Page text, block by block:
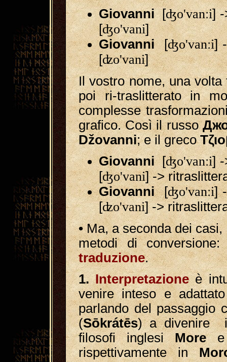
Giovanni
[ʤo'vanːi]
[ʤo'vani]
Giovanni
[ʤo'vanːi]
[ʣo'vani]
Il vostro nome, una
poi ri-traslitterato in
complesse
grafico. Così il russo
Džovanni; e il greco
Giovanni [ʤo'vanːi]
[ʤo'vani] ->
Giovanni
[ʤo'vanːi]
[ʣo'vani] ->
•Ma, a seconda dei
metodi di
traduzione.
1.Interpretazioneè
venire inteso e
parlando del
(Sōkrátēs) a divenire
filosofi inglesiMore
rispettivamente in